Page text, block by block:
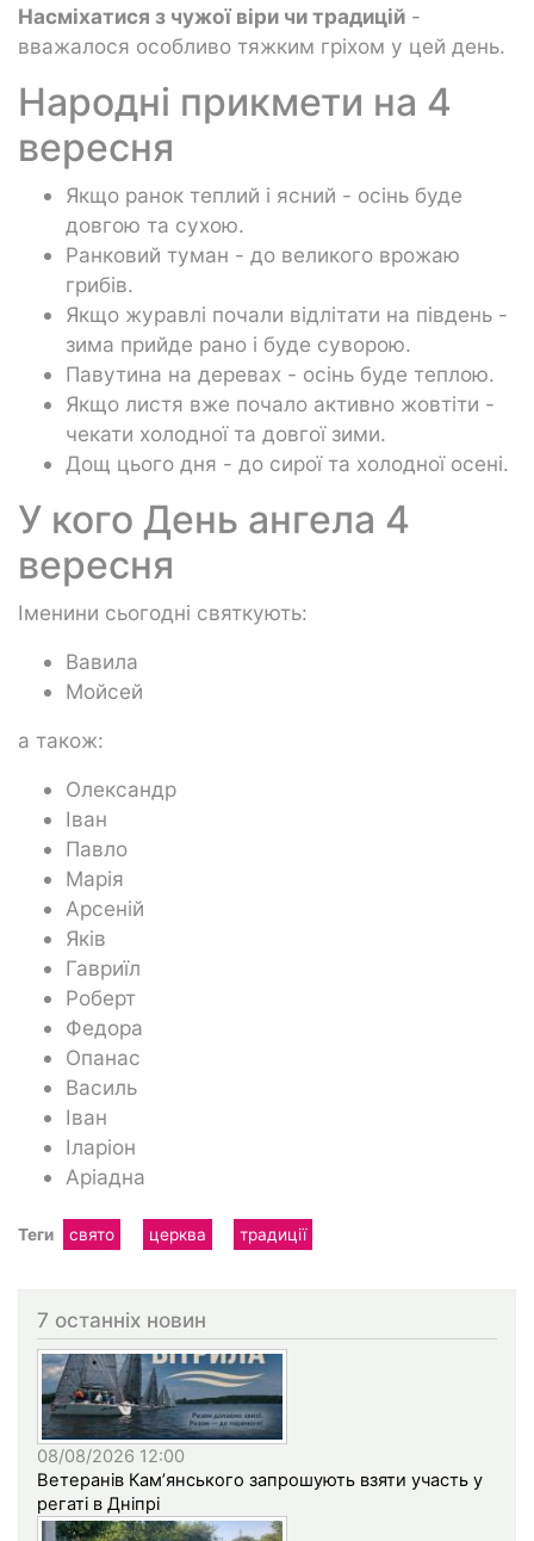
Насміхатися з чужої віри чи традицій -
вважалося особливо тяжким гріхом у цей день.
Народні прикмети на 4
вересня
Якщо ранок теплий і ясний - осінь буде
довгою та сухою.
Ранковий туман - до великого врожаю
грибів.
Якщо журавлі почали відлітати на південь -
зима прийде рано і буде суворою.
Павутина на деревах - осінь буде теплою.
Якщо листя вже почало активно жовтіти -
чекати холодної та довгої зими.
Дощ цього дня - до сирої та холодної осені.
У кого День ангела 4
вересня
Іменини сьогодні святкують:
Вавила
Мойсей
а також:
Олександр
Іван
Павло
Марія
Арсеній
Яків
Гавриїл
Роберт
Федора
Опанас
Василь
Іван
Іларіон
Аріадна
Теги свято церква традиції
7 останніх новин
08/08/2026 12:00
Ветеранів Кам’янського запрошують взяти участь у
регаті в Дніпрі